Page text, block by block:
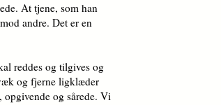
At tjene, som han
andre. Det er en
reddes og tilgives og
og fjerne ligklæder
opgivende og sårede. Vi